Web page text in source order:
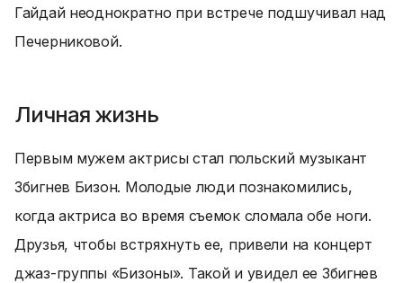
Гайдай неоднократно при встрече подшучивал над
Печерниковой.
Личная жизнь
Первым мужем актрисы стал польский музыкант
Збигнев Бизон. Молодые люди познакомились,
когда актриса во время съемок сломала обе ноги.
Друзья, чтобы встряхнуть ее, привели на концерт
джаз-группы «Бизоны». Такой и увидел ее Збигнев